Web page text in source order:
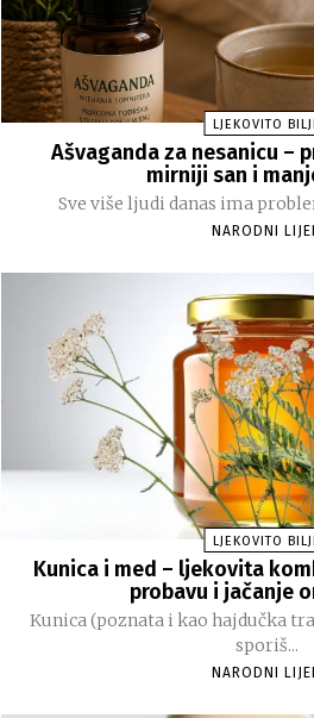
LJEKOVITO
Ašvaganda za nesanicu –
mirniji san i
Sve više ljudi danas ima
NARODNI
LJEKOVITO
Kunica i med – ljekovita
probavu i jačanje
Kunica (poznata i kao hajdučka
sporiš...
NARODNI